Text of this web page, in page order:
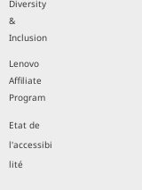
Diversity
&
Inclusion
Lenovo
Affiliate
Program
Etat de
l'accessibi
lité